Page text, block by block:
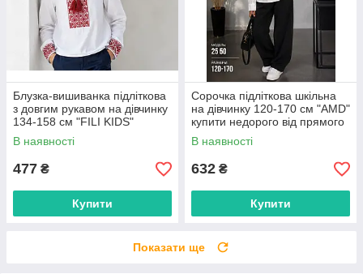
Блузка-вишиванка підліткова
з довгим рукавом на дівчинку
134-158 см "FILI KIDS"
недорого від прямого
постачальника
В наявності
477 ₴
Купити
Сорочка підліткова шкільна
на дівчинку 120-170 см "AMD"
купити недорого від прямого
постачальника
В наявності
632 ₴
Купити
Показати ще